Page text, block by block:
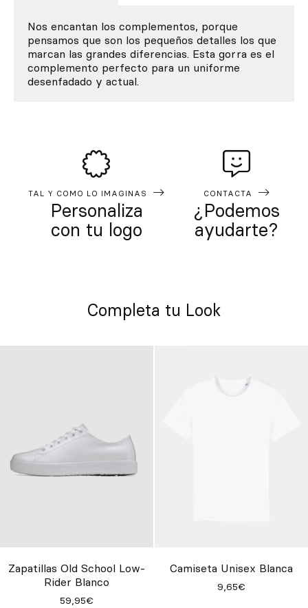
Nos encantan los complementos, porque
pensamos que son los pequeños detalles los que
marcan las grandes diferencias. Esta gorra es el
complemento perfecto para un uniforme
desenfadado y actual.
TAL Y COMO LO IMAGINAS
Personaliza
con tu logo
CONTACTA
¿Podemos
ayudarte?
Completa tu Look
Zapatillas Old School Low-
Rider Blanco
59,95€
Camiseta Unisex Blanca
9,65€